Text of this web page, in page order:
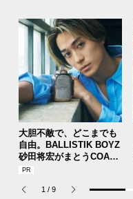
大胆不敵で、どこまでも
自由。BALLISTIK BOYZ
砂田将宏がまとうCOACH
の新作フレグランス「コ
パルファム」
1 / 9